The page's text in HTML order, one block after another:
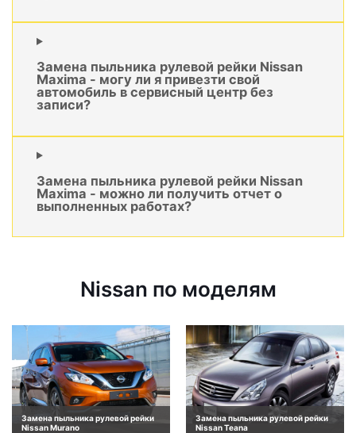
Замена пыльника рулевой рейки Nissan
Maxima - могу ли я привезти свой
автомобиль в сервисный центр без
записи?
Замена пыльника рулевой рейки Nissan
Maxima - можно ли получить отчет о
выполненных работах?
Nissan по моделям
Замена пыльника рулевой рейки
Nissan Murano
Замена пыльника рулевой рейки
Nissan Teana